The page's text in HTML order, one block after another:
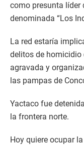
como presunta líder
denominada “Los
La red estaría
delitos de homicidio
agravada y
las pampas de
Yactaco fue
la frontera norte.
Hoy quiere ocupar